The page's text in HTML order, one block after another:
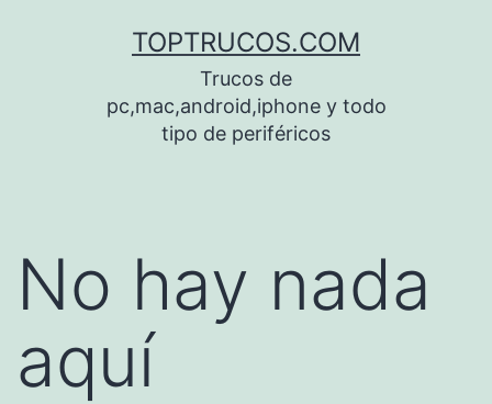
TOPTRUCOS.COM
Trucos de
pc,mac,android,iphone y todo
tipo de periféricos
No hay nada
aquí